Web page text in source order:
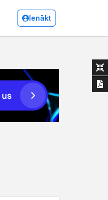
Ienākt